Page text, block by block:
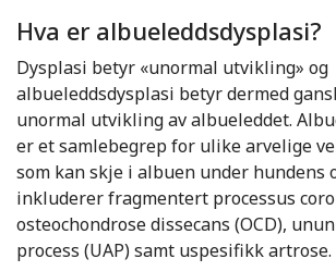
Hva er albueleddsdysplasi?
Dysplasi betyr «unormal utvikling» og
albueleddsdysplasi betyr dermed
unormal utvikling av albueleddet.
er et samlebegrep for ulike arvelige
som kan skje i albuen under hundens
inkluderer fragmentert processus
osteochondrose dissecans (OCD),
process (UAP) samt uspesifikk artrose.